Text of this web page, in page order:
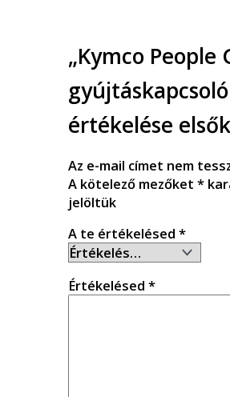
„Kymco People
értékelése
Az e-mail címet nem
A kötelező mezőket *
jelöltük
A te értékelésed *
Értékelésed *